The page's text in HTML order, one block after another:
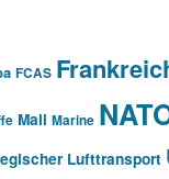
FCAS
Mali Marine
Lufttransport